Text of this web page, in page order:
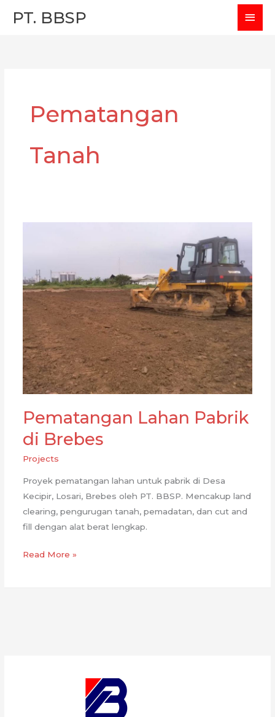
PT. BBSP
Pematangan
Tanah
Pematangan Lahan Pabrik
di Brebes
Projects
Proyek pematangan lahan untuk pabrik di Desa
Kecipir, Losari, Brebes oleh PT. BBSP. Mencakup land
clearing, pengurugan tanah, pemadatan, dan cut and
fill dengan alat berat lengkap.
Pematangan
Read More »